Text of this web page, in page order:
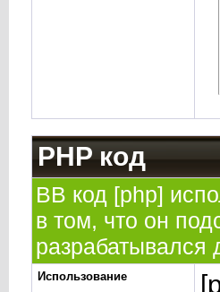
PHP код
BB код [php]
в том, что он
разрабатывался
Использование